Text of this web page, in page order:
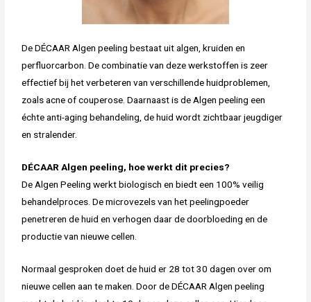
De DÉCAAR Algen peeling bestaat uit algen, kruiden en
perfluorcarbon. De combinatie van deze werkstoffen is zeer
effectief bij het verbeteren van verschillende huidproblemen,
zoals acne of couperose. Daarnaast is de Algen peeling een
échte anti-aging behandeling, de huid wordt zichtbaar jeugdiger
en stralender.
DÉCAAR Algen peeling, hoe werkt dit precies?
De Algen Peeling werkt biologisch en biedt een 100% veilig
behandelproces. De microvezels van het peelingpoeder
penetreren de huid en verhogen daar de doorbloeding en de
productie van nieuwe cellen.
Normaal gesproken doet de huid er 28 tot 30 dagen over om
nieuwe cellen aan te maken. Door de DÉCAAR Algen peeling